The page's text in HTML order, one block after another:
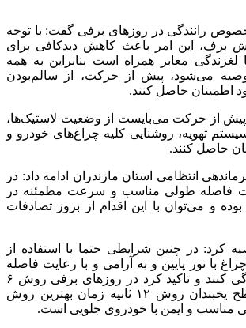
رانندگی در روزهای برفی گفت: با توجه
برف، این امر باعث کاهش دیدکافی برای
لغزندگی معابر همراه است بنابراین به همه
توصیه می‌شود، پیش از حرکت، از سالم‌بودن
اطمینان حاصل کنند.
پیش از حرکت می‌بایست از وضعیت لاستیک‌ها،
تهویه، روشنایی کلیه چراغ‌های خودرو و
حاصل کنند.
انتظامی استان مازندران ادامه داد: در
فاصله طولی مناسب و سرعت مطمئنه در
و می‌توان با این اقدام از بروز تصادفات
کرد: در چنین شرایطی حتما با استفاده از
با نور پایین و به آرامی و با رعایت فاصله
طولی مناسب رانندگی کنند و تاکید کرد در روزهای برفی روش ۶
ثانیه زمان و در سطح یخبندان روش ۱۲ ثانیه زمان بهترین روش
مناسب و ایمن با خودروی جلویی است.